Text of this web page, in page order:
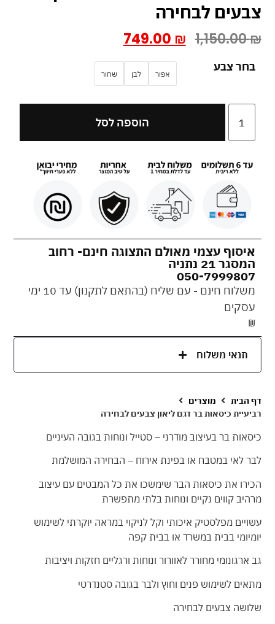
צבעים לבחירה
1,150.00₪
749.00 ₪
בחר צבע אפור לבן שחור
הוספה לסל
איסוף עצמי מאולם התצוגה חינם- רחוב
המסגר 21 נתניה
050-7999807
משלוח חינם - עם שליח (בהתאם לתקנון) עד 10 ימי
עסקים
₪
תנאי משלוח
דף הבית
מוצרים
רביעיית כיסאות בר דגם ליאון צבעים לבחירה
כיסאות בר בעיצוב מודרני – סטייל ונוחות בגובה העיניים
לבר לאי במטבח או בפינת אירוח – הבחירה המושלמת
הכירו את כיסאות הבר שימשכו את כל המבטים עם עיצוב
מרהיב קווים נקיים ונוחות בלתי מתפשרת
עשויים מפלסטיק איכותי וקל לניקוי במראה יוקרתי לשימוש
יומיומי בבית במשרד או בבית קפה
גב ארגונומי מחורר לאוורור ונוחות ורגליים חזקות ויציבות
מתאים לשימוש פנים וחוץ ולבר בגובה סטנדרטי
שלושה צבעים לבחירה